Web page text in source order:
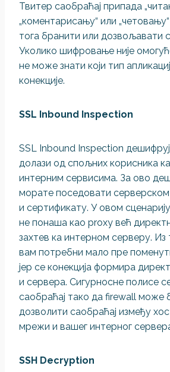
Твитер саобраћај припада
„коментарисању“ или
тога бранити или дозвољавати
Уколико шифровање није
не може знати који тип
конекције.
SSL Inbound Inspection
SSL Inbound Inspection
долази од спољних корисника
интерним сервисима. За ово
морате поседовати
и сертификату. У овом
не понаша као proxy већ
захтев ка интерном серверу. Из
вам потребни мало пре
јер се конекција формира
и сервера. Сигурносне полисе
саобраћај тако да firewall може
дозволити саобраћај између
мрежи и вашег интерног
SSH Decryption